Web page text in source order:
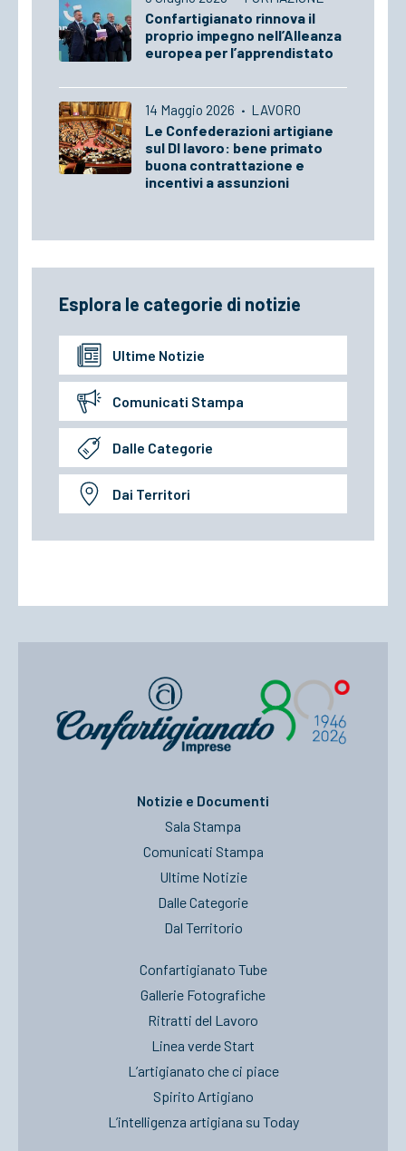
Confartigianato rinnova il
proprio impegno nell’Alleanza
europea per l’apprendistato
14 Maggio 2026 · LAVORO
Le Confederazioni artigiane
sul Dl lavoro: bene primato
buona contrattazione e
incentivi a assunzioni
Esplora le categorie di notizie
Ultime Notizie
Comunicati Stampa
Dalle Categorie
Dai Territori
Notizie e Documenti
Sala Stampa
Comunicati Stampa
Ultime Notizie
Dalle Categorie
Dal Territorio
Confartigianato Tube
Gallerie Fotografiche
Ritratti del Lavoro
Linea verde Start
L’artigianato che ci piace
Spirito Artigiano
L’intelligenza artigiana su Today